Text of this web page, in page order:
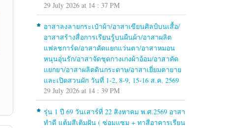
29 July 2026 at 14 : 37 PM
อาสาลงลายกระเป๋าผ้า/อาสาเขียนศิลป์บนเสื้อ/
อาสาสร้างสื่อการเรียนรู้บนผืนผ้า/อาสาผลิต
แฟลชการ์ด/อาสาคัดแยกแว่นตา/อาสาหมอน
หนุนอุ่นรัก/อาสาจัดชุดกางเกงผ้าอ้อม/อาสาคัด
แยกยา/อาสาผลิตดินกระดาษ/อาสาเยี่ยมตายาย
และเปิดสวนผัก วันที่ 1-2, 8-9, 15-16 ส.ค. 2569
29 July 2026 at 14 : 39 PM
รุ่น 1 ปี 69 วันเสาร์ที่ 22 สิงหาคม พ.ศ.2569 อาสา
ทำดี แต้มสีเติมฝัน ( ซ่อมแซม + ทาสีอาคารเรียน